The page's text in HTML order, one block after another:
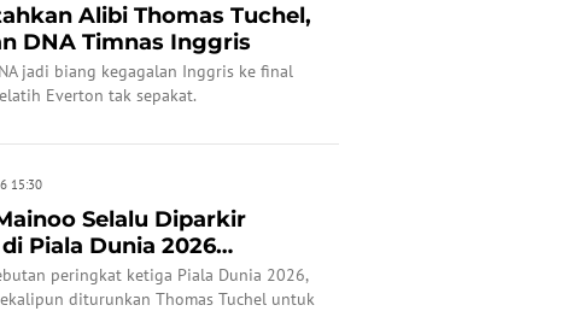
Alibi Thomas Tuchel,
DNA Timnas Inggris
jadi biang kegagalan Inggris ke final
Everton tak sepakat.
15:30
Selalu Diparkir
Piala Dunia 2026
peringkat ketiga Piala Dunia 2026,
diturunkan Thomas Tuchel untuk